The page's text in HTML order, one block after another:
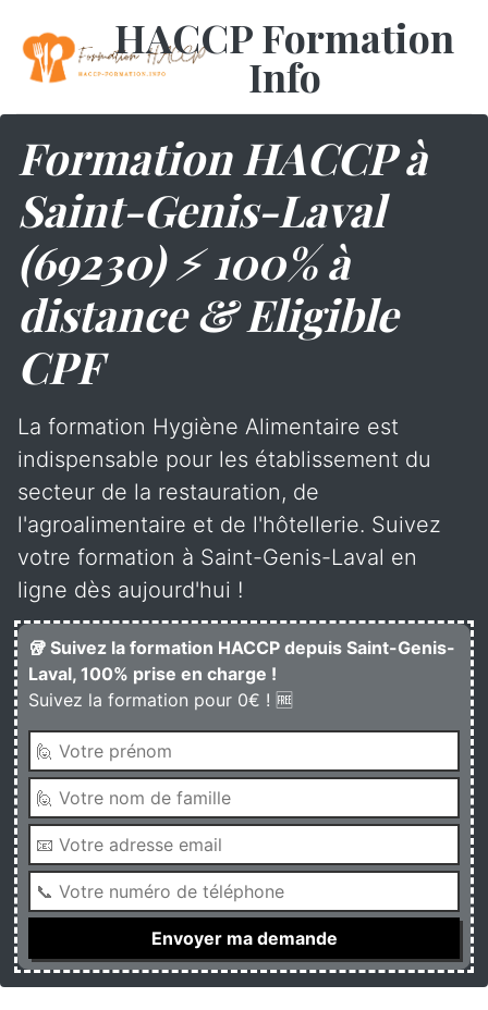
HACCP Formation
Info
Formation HACCP à
Saint-Genis-Laval
(69230) ⚡ 100% à
distance & Eligible
CPF
La formation Hygiène Alimentaire est
indispensable pour les établissement du
secteur de la restauration, de
l'agroalimentaire et de l'hôtellerie. Suivez
votre formation à Saint-Genis-Laval en
ligne dès aujourd'hui !
🥡 Suivez la formation HACCP depuis Saint-Genis-
Laval, 100% prise en charge !
Suivez la formation pour 0€ ! 🆓